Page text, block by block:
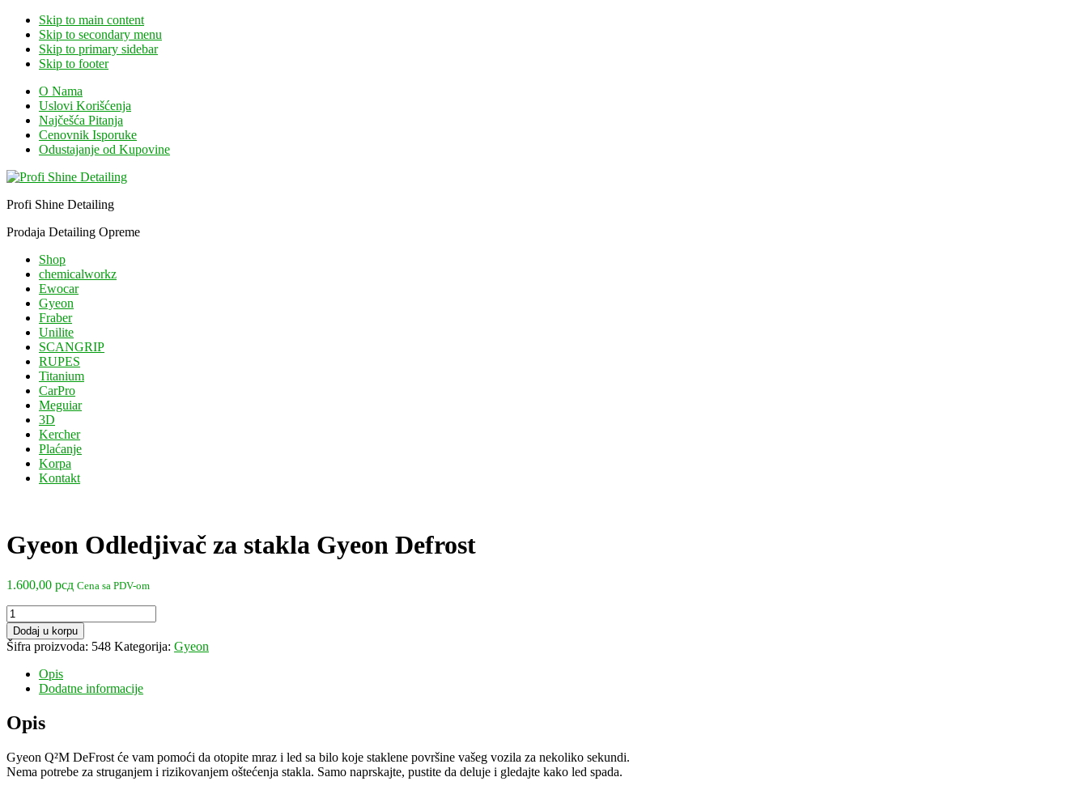
Skip to main content
Skip to secondary menu
Skip to primary sidebar
Skip to footer
O Nama
Uslovi Korišćenja
Najčešća Pitanja
Cenovnik Isporuke
Odustajanje od Kupovine
Profi Shine Detailing
Prodaja Detailing Opreme
Shop
chemicalworkz
Ewocar
Gyeon
Fraber
Unilite
SCANGRIP
RUPES
Titanium
CarPro
Meguiar
3D
Kercher
Plaćanje
Korpa
Kontakt
Gyeon Odledjivač za stakla Gyeon Defrost
1.600,00 рсд Cena sa PDV-om
Gyeon
Odledjivač
za
stakla
Gyeon
Defrost
količina
Dodaj u korpu
Šifra proizvoda: 548 Kategorija: Gyeon
Opis
Dodatne informacije
Opis
Gyeon Q²M DeFrost će vam pomoći da otopite mraz i led sa bilo koje staklene površine vašeg vozila za nekoliko sekundi.
Nema potrebe za struganjem i rizikovanjem oštećenja stakla. Samo naprskajte, pustite da deluje i gledajte kako led spada.